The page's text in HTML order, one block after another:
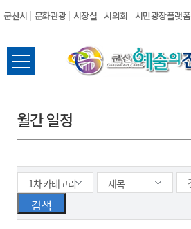
군산시 문화관광 시장실 시의회 시민광장플랫폼
군
산
전
체
뉴
열
월간 일정